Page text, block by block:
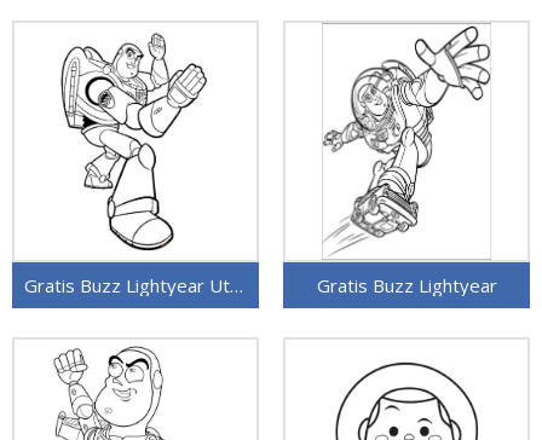
Gratis Buzz Lightyear Utskrivbar Gratis Buzz Lightyear